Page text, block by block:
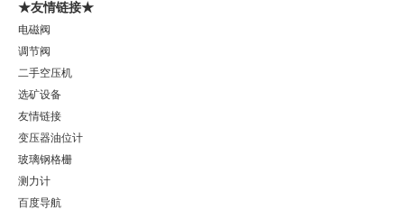
★友情链接★
电磁阀
调节阀
二手空压机
选矿设备
友情链接
变压器油位计
玻璃钢格栅
测力计
百度导航